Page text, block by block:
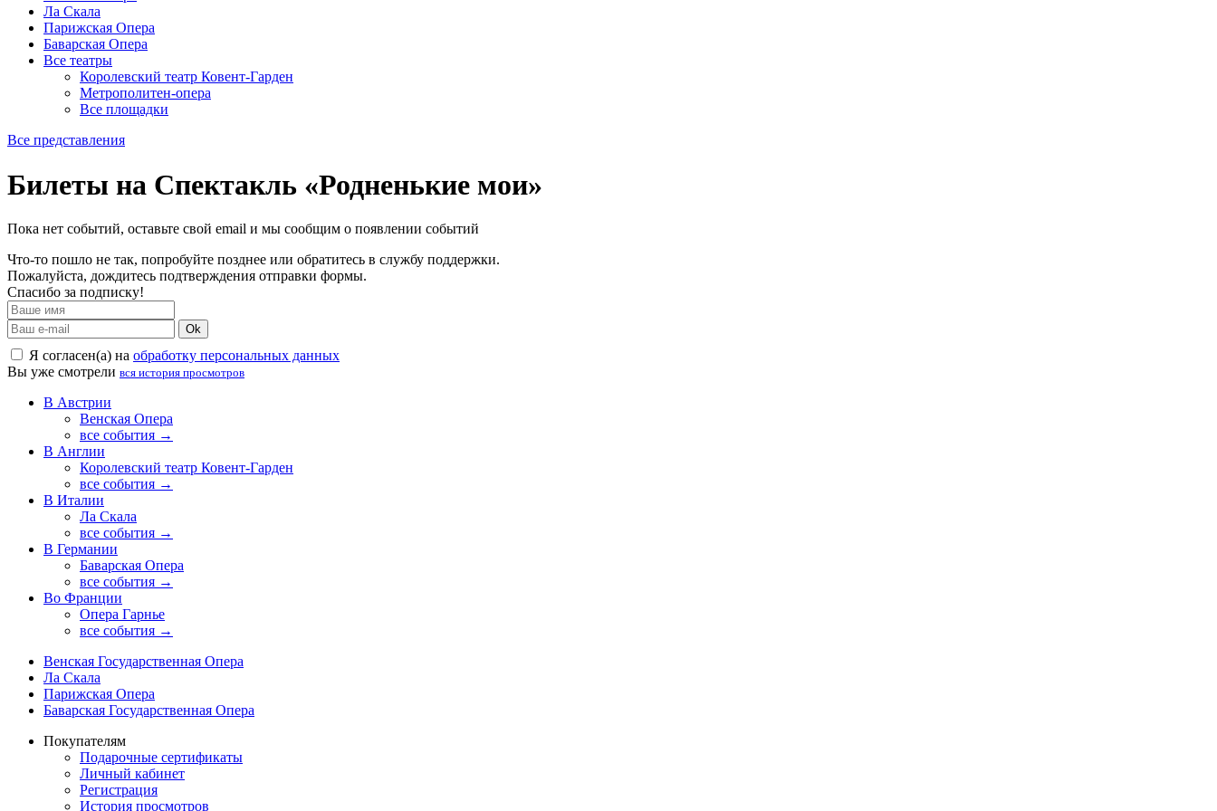
Ла Скала
Парижская Опера
Баварская Опера
Все театры
Королевский театр Ковент-Гарден
Метрополитен-опера
Все площадки
Все представления
Билеты на Спектакль «Родненькие мои»
Пока нет событий, оставьте свой email и мы сообщим о появлении событий
Что-то пошло не так, попробуйте позднее или обратитесь в службу поддержки.
Пожалуйста, дождитесь подтверждения отправки формы.
Спасибо за подписку!
Ok
Я согласен(а) на обработку персональных данных
Вы уже смотрели вся история просмотров
В Австрии
Венская Опера
все события →
В Англии
Королевский театр Ковент-Гарден
все события →
В Италии
Ла Скала
все события →
В Германии
Баварская Опера
все события →
Во Франции
Опера Гарнье
все события →
Венская Государственная Опера
Ла Скала
Парижская Опера
Баварская Государственная Опера
Покупателям
Подарочные сертификаты
Личный кабинет
Регистрация
История просмотров